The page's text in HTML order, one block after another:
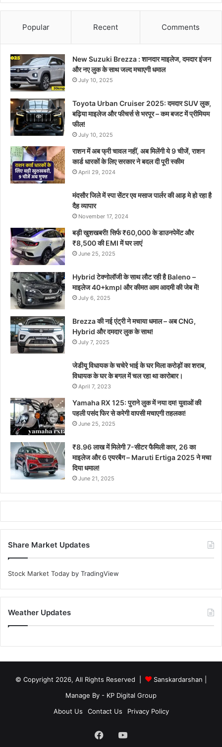
Popular Recent Comments
New Suzuki Brezza : शानदार माइलेज, दमदार इंजन
और नए लुक के साथ जल्द मचाएगी धमाल
July 10, 2025
Toyota Urban Cruiser 2025: दमदार SUV लुक,
बढ़िया माइलेज और फीचर्स से भरपूर – कम बजट में प्रीमियम
फील!
July 10, 2025
राशन में अब फ्री चावल नहीं, अब मिलेंगी ये 9 चीजें, राशन
कार्ड धारकों के लिए सरकार ने बदल दी पूरी स्कीम
April 29, 2024
मंदसौर जिले में स्पा सेंटर एव मसाज पार्लर की आड़ मे हो रहा है
दैह व्यापार
November 17, 2024
बड़ी खुशखबरी! सिर्फ ₹60,000 के डाउनपेमेंट और
₹8,500 की EMI में घर लाएं
June 25, 2025
Hybrid टेक्नोलॉजी के साथ लौट रही है Baleno –
माइलेज 40+kmpl और कीमत आम आदमी की जेब में!
July 6, 2025
Brezza की नई एंट्री ने मचाया धमाल – अब CNG,
Hybrid और दमदार लुक के साथ!
July 7, 2025
जेडीयू विधायक के चचेरे भाई के घर मिला करोड़ों का शराब,
विधायक के घर के बगल में चल रहा था कारोबार।
April 7, 2023
Yamaha RX 125: पुराने लुक में नया दम! युवाओं की
पहली पसंद फिर से करेगी वापसी मचाएगी तहलका!
June 25, 2025
₹8.96 लाख में मिलेगी 7-सीटर फैमिली कार, 26 का
माइलेज और 6 एयरबैग – Maruti Ertiga 2025 ने मचा
दिया धमाल!
June 21, 2025
Share Market Updates
Stock Market Today by TradingView
Weather Updates
© Copyright 2026, All Rights Reserved | Sanskardarshan
Manage By - KP Digital Group
About Us
Contact Us Privacy Policy
FacebookYouTube